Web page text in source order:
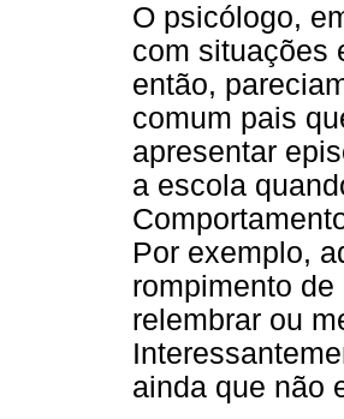
O psicólogo,
com situações
então,
comum pais
apresentar
a escola
Por exemplo,
rompimento
relembrar ou
ainda que não